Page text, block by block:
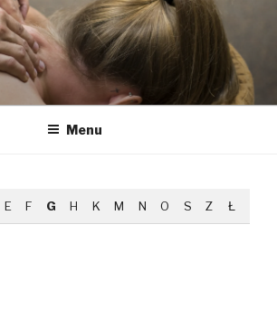
REHVOLTA
Menu
E F G H K M N O S Z Ł